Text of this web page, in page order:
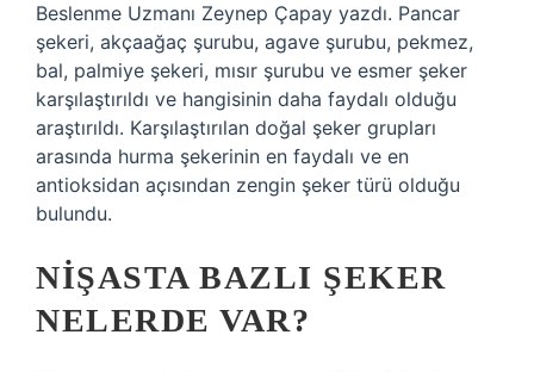
Beslenme Uzmanı Zeynep Çapay yazdı. Pancar
şekeri, akçaağaç şurubu, agave şurubu, pekmez,
bal, palmiye şekeri, mısır şurubu ve esmer şeker
karşılaştırıldı ve hangisinin daha faydalı olduğu
araştırıldı. Karşılaştırılan doğal şeker grupları
arasında hurma şekerinin en faydalı ve en
antioksidan açısından zengin şeker türü olduğu
bulundu.
NIŞASTA BAZLI ŞEKER
NELERDE VAR?